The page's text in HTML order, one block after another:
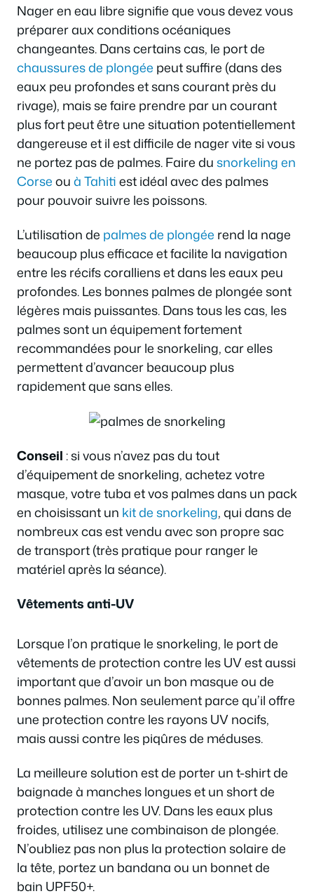
Nager en eau libre signifie que vous devez vous
préparer aux conditions océaniques
changeantes. Dans certains cas, le port de
chaussures de plongée peut suffire (dans des
eaux peu profondes et sans courant près du
rivage), mais se faire prendre par un courant
plus fort peut être une situation potentiellement
dangereuse et il est difficile de nager vite si vous
ne portez pas de palmes. Faire dusnorkeling en
Corseouà Tahitiest idéal avec des palmes
pour pouvoir suivre les poissons.
L’utilisation de palmes de plongée rend la nage
beaucoup plus efficace et facilite la navigation
entre les récifs coralliens et dans les eaux peu
profondes. Les bonnes palmes de plongée sont
légères mais puissantes. Dans tous les cas, les
palmes sont un équipement fortement
recommandées pour le snorkeling, car elles
permettent d’avancer beaucoup plus
rapidement que sans elles.
Conseil : si vous n’avez pas du tout
d’équipement de snorkeling, achetez votre
masque, votre tuba et vos palmes dans un pack
en choisissant un kit de snorkeling, qui dans de
nombreux cas est vendu avec son propre sac
de transport (très pratique pour ranger le
matériel après la séance).
Vêtements anti-UV
Lorsque l’on pratique le snorkeling, le port de
vêtements de protection contre les UV est aussi
important que d’avoir un bon masque ou de
bonnes palmes. Non seulement parce qu’il offre
une protection contre les rayons UV nocifs,
mais aussi contre les piqûres de méduses.
La meilleure solution est de porter un t-shirt de
baignade à manches longues et un short de
protection contre les UV. Dans les eaux plus
froides, utilisez une combinaison de plongée.
N’oubliez pas non plus la protection solaire de
la tête, portez un bandana ou un bonnet de
bain UPF50+.